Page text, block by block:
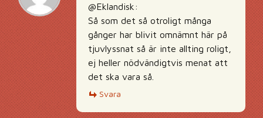
@Eklandisk:
Så som det så otroligt många
gånger har blivit omnämnt här på
tjuvlyssnat så är inte allting roligt,
ej heller nödvändigtvis menat att
det ska vara så.
Svara